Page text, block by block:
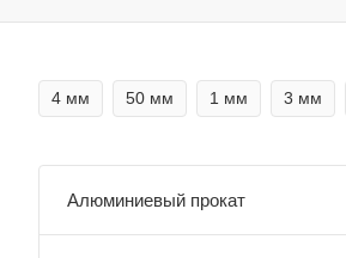
4 мм 50 мм 1 мм 3 мм
Алюминиевый прокат